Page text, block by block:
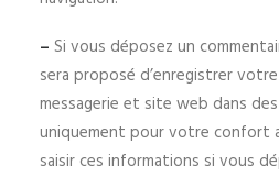
– Si vous déposez un
sera proposé d’enregistrer
messagerie et site web dans
uniquement pour votre confort
saisir ces informations si vous